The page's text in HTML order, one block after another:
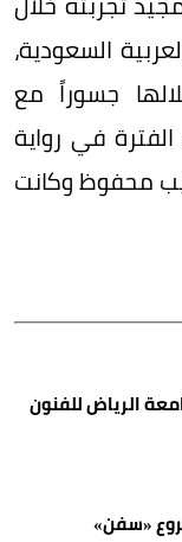
السعودية،
جسوراً مع
في رواية
محفوظ وكانت
الرياض للفنون
«سفن»